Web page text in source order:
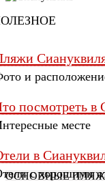
ОАЭ
Малайзия
Шри Ланка
Вьетнам
и
посмотреть в
месте
в
с хорошими
ОСНОВНЫЕ